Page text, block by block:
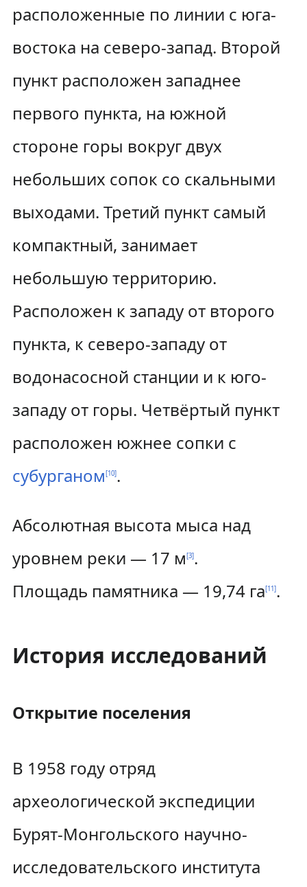
расположенные по линии с юга-
востока на северо-запад. Второй
пункт расположен западнее
первого пункта, на южной
стороне горы вокруг двух
небольших сопок со скальными
выходами. Третий пункт самый
компактный, занимает
небольшую территорию.
Расположен к западу от второго
пункта, к северо-западу от
водонасосной станции и к юго-
западу от горы. Четвёртый пункт
расположен южнее сопки с
субурганом[10].
Абсолютная высота мыса над
уровнем реки — 17 м[3].
Площадь памятника — 19,74 га[11].
История исследований
Открытие поселения
В 1958 году отряд
археологической экспедиции
Бурят-Монгольского научно-
исследовательского института